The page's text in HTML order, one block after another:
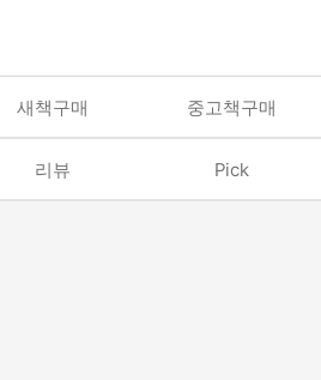
새책구매 중고책구매
리뷰 Pick